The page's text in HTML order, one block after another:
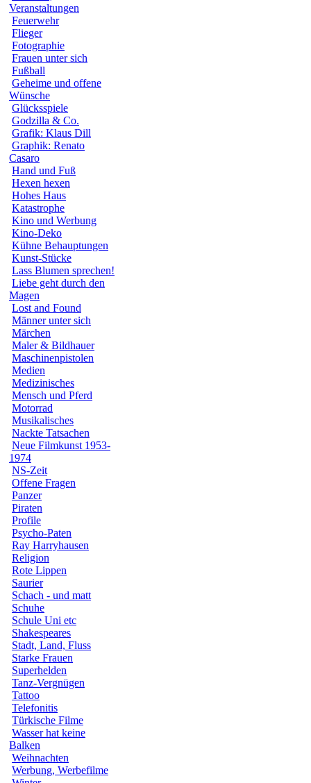
Veranstaltungen
Feuerwehr
Flieger
Fotographie
Frauen unter sich
Fußball
Geheime und offene
Wünsche
Glücksspiele
Godzilla & Co.
Grafik: Klaus Dill
Graphik: Renato
Casaro
Hand und Fuß
Hexen hexen
Hohes Haus
Katastrophe
Kino und Werbung
Kino-Deko
Kühne Behauptungen
Kunst-Stücke
Lass Blumen sprechen!
Liebe geht durch den
Magen
Lost and Found
Männer unter sich
Märchen
Maler & Bildhauer
Maschinenpistolen
Medien
Medizinisches
Mensch und Pferd
Motorrad
Musikalisches
Nackte Tatsachen
Neue Filmkunst 1953-
1974
NS-Zeit
Offene Fragen
Panzer
Piraten
Profile
Psycho-Paten
Ray Harryhausen
Religion
Rote Lippen
Saurier
Schach - und matt
Schuhe
Schule Uni etc
Shakespeares
Stadt, Land, Fluss
Starke Frauen
Superhelden
Tanz-Vergnügen
Tattoo
Telefonitis
Türkische Filme
Wasser hat keine
Balken
Weihnachten
Werbung, Werbefilme